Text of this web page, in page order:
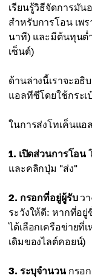
เรียนรู้วิธีจัดการมัน
สำหรับการโอน เพ
นาที) และมีต้นทุนต่
เซ็นต์)
ด้านล่างนี้เราจะอ
แอลทีซีโดยใช้กระเ
ในการส่งโทเค็นแอ
1. เปิดส่วนการโอน
และคลิกปุ่ม "ส่ง"
2. กรอกที่อยู่ผู้รับวา
ระวังให้ดี: หากที่อ
ได้เลือกเครือข่ายที่
เดิมของไลต์คอยน์)
3. ระบุจำนวนกรอก